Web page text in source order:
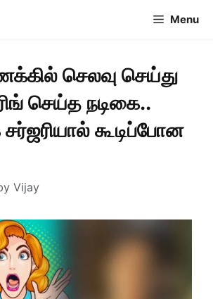
Menu
செலவு செய்து
செய்த நடிகை..
சர்ஜரியால் கூடிப்போன
Vijay